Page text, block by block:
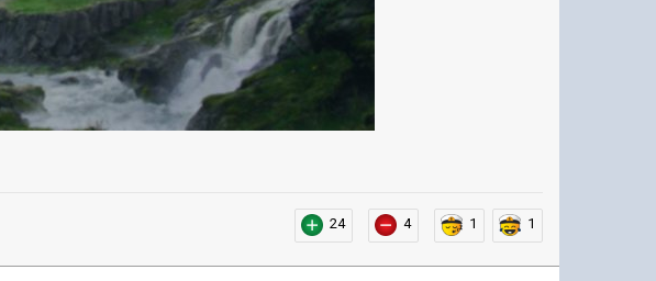
24 4 1 1